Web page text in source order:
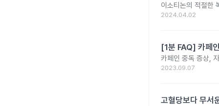
이소티논의 적절한
2024.04.02
[1분 FAQ] 카페
카페인 중독 증상,
2023.09.07
고혈당보다 무서